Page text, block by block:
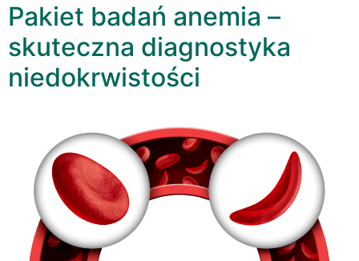
Pakiet badań anemia –
skuteczna diagnostyka
niedokrwistości